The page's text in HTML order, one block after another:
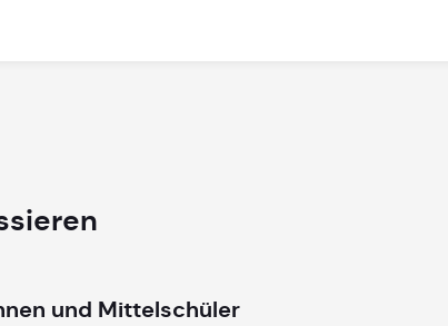
und Mittelschüler